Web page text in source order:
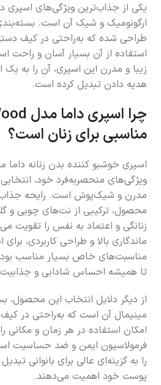
ارگونومیک و شیک آن است.
طراحی شده که به‌راحتی در کیف
استفاده از آن بسیار آسان و راحت
زیبا و مدرن این اسپری، آن را به یک
هدیه دادن تبدیل کرده است.
مناسبی برای زنان است؟
ویژگی‌های منحصربه‌فرد خود،
مدرن و شیک‌پوش است. رایحه
محصول، ترکیبی از نت‌های چوبی و
زنانگی و اعتماد به نفس را تقویت
ماندگاری بالا و طراحی کاربردی، برای
مناسبت‌های خاص بسیار مناسب
تا همیشه احساس شادابی و جذابیت
از دیگر دلایل انتخاب این
مینیمال آن است که به‌راحتی در
امکان استفاده در هر زمان و مکانی
را به گزینه‌ای عالی برای بانوانی
پوست خود اهمیت می‌دهند.